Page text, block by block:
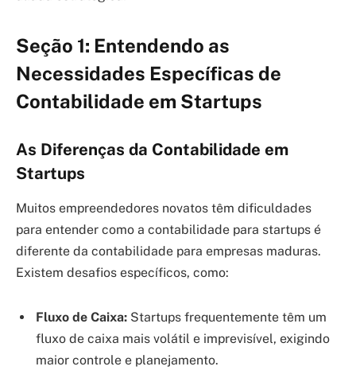
Seção 1: Entendendo as
Necessidades Específicas de
Contabilidade em Startups
As Diferenças da Contabilidade em
Startups
Muitos empreendedores novatos têm dificuldades
para entender como a contabilidade para startups é
diferente da contabilidade para empresas maduras.
Existem desafios específicos, como:
Fluxo de Caixa: Startups frequentemente têm um
fluxo de caixa mais volátil e imprevisível, exigindo
maior controle e planejamento.